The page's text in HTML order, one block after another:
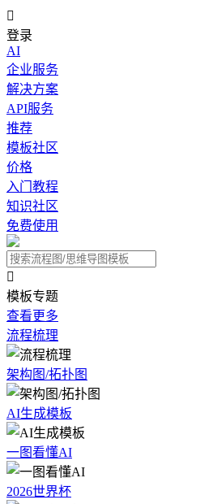

登录
AI
企业服务
解决方案
API服务
推荐
模板社区
价格
入门教程
知识社区
免费使用

模板专题
查看更多
流程梳理
架构图/拓扑图
AI生成模板
一图看懂AI
2026世界杯